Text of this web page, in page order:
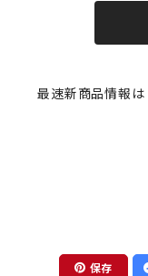
mofusand（モフサンド
mofsand×日比谷花壇
ちびまる子ちゃんand
HANAE MORI(ハナ
THE BEATLES(ザ・
【山加商店×yaeko
隅切り重箱
HAPPY DINING(ハ
メイメイウェア
SoSo(ソソ）
最速新商品情報は
保存